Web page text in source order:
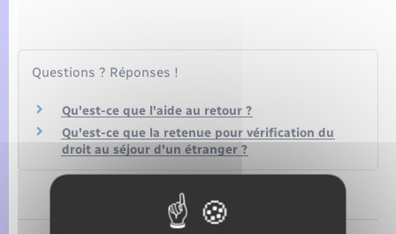
Questions ? Réponses !
Qu'est-ce que l'aide au retour ?
Qu'est-ce que la retenue pour vérification du
droit au séjour d'un étranger ?